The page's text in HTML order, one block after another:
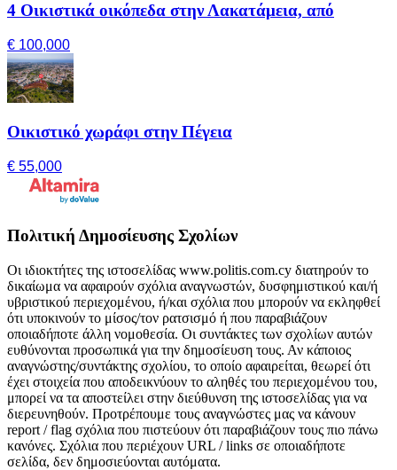
4 Οικιστικά οικόπεδα στην Λακατάμεια, από
€ 100,000
Οικιστικό χωράφι στην Πέγεια
€ 55,000
Πολιτική Δημοσίευσης Σχολίων
Οι ιδιοκτήτες της ιστοσελίδας www.politis.com.cy διατηρούν το
δικαίωμα να αφαιρούν σχόλια αναγνωστών, δυσφημιστικού και/ή
υβριστικού περιεχομένου, ή/και σχόλια που μπορούν να εκληφθεί
ότι υποκινούν το μίσος/τον ρατσισμό ή που παραβιάζουν
οποιαδήποτε άλλη νομοθεσία. Οι συντάκτες των σχολίων αυτών
ευθύνονται προσωπικά για την δημοσίευση τους. Αν κάποιος
αναγνώστης/συντάκτης σχολίου, το οποίο αφαιρείται, θεωρεί ότι
έχει στοιχεία που αποδεικνύουν το αληθές του περιεχομένου του,
μπορεί να τα αποστείλει στην διεύθυνση της ιστοσελίδας για να
διερευνηθούν. Προτρέπουμε τους αναγνώστες μας να κάνουν
report / flag σχόλια που πιστεύουν ότι παραβιάζουν τους πιο πάνω
κανόνες. Σχόλια που περιέχουν URL / links σε οποιαδήποτε
σελίδα, δεν δημοσιεύονται αυτόματα.